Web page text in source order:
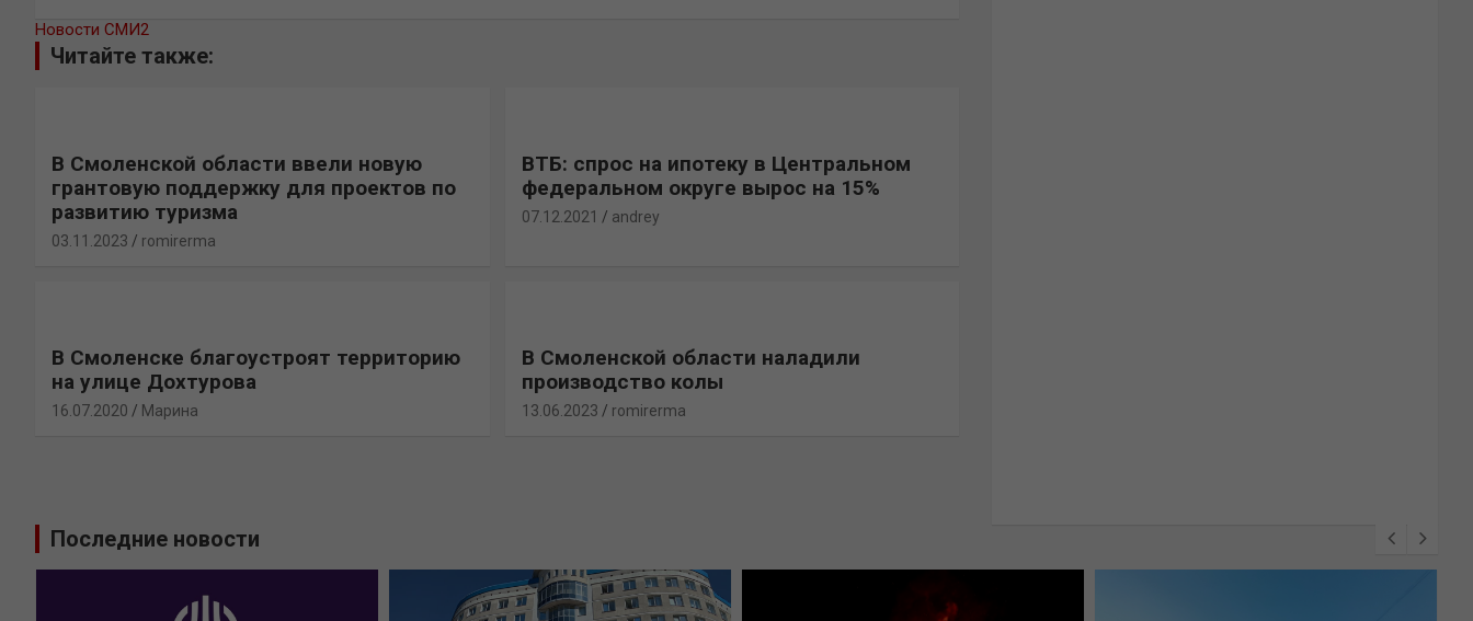
Новости СМИ2
Читайте также:
В Смоленской области ввели новую
грантовую поддержку для проектов по
развитию туризма
03.11.2023 romirerma
ВТБ: спрос на ипотеку в Центральном
федеральном округе вырос на 15%
07.12.2021 andrey
В Смоленске благоустроят территорию
на улице Дохтурова
16.07.2020 Марина
В Смоленской области наладили
производство колы
13.06.2023 romirerma
Последние новости